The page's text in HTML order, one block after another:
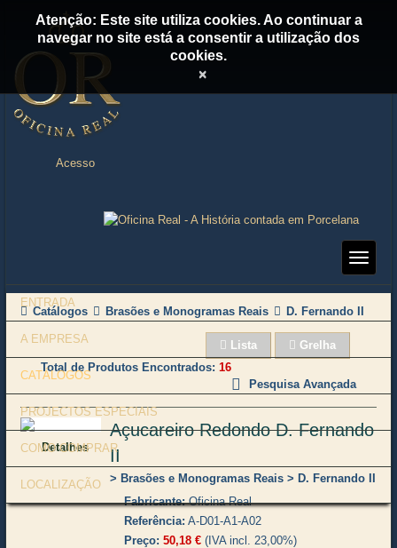
Acesso
ENTRADA
A EMPRESA
CATÁLOGOS
PROJECTOS ESPECIAIS
COMO COMPRAR
LOCALIZAÇÃO
Catálogos Brasões e Monogramas Reais D. Fernando II
Lista
Grelha
Total de Produtos Encontrados 16
Pesquisa Avançada
Detalhes
Açucareiro Redondo D. Fernando
II
Brasões e Monogramas Reais
D. Fernando II
Fabricante Oficina Real
Referência A-D01-A1-A02
Preço 50,18 €(IVA incl. 23,00%)
Atenção: Este site utiliza cookies. Ao continuar a
navegar no site está a consentir a utilização dos
cookies.
×